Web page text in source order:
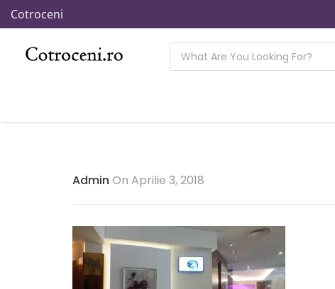
Cotroceni
Admin On Aprilie 3, 2018